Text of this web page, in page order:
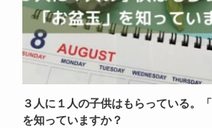
３人に１人の子供はもらっている。「
を知っていますか？